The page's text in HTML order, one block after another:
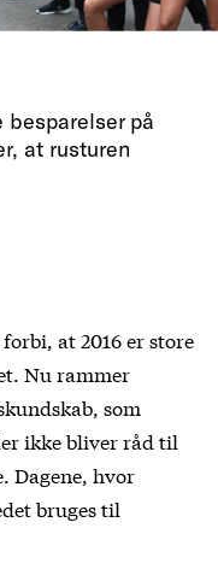
besparelser på
at rusturen
at 2016 er store
Nu rammer
som
ikke bliver råd til
Dagene, hvor
bruges til